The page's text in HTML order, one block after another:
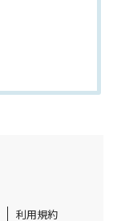
利用規約